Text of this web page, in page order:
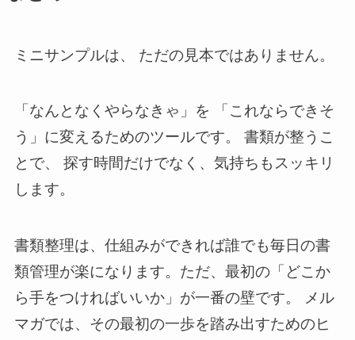
ミニサンプルは、 ただの見本ではありません。
「なんとなくやらなきゃ」を 「これならできそ
う」に変えるためのツールです。 書類が整うこ
とで、 探す時間だけでなく、気持ちもスッキリ
します。
書類整理は、仕組みができれば誰でも毎日の書
類管理が楽になります。ただ、最初の「どこか
ら手をつければいいか」が一番の壁です。 メル
マガでは、その最初の一歩を踏み出すためのヒ